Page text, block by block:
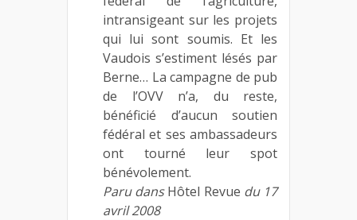
intransigeant sur les projets
qui lui sont soumis. Et les
Vaudois s’estiment lésés par
Berne… La campagne de pub
de l’OVV n’a, du reste,
bénéficié d’aucun soutien
fédéral et ses ambassadeurs
ont tourné leur spot
bénévolement.
Paru dansHôtel Revue du 17
avril 2008